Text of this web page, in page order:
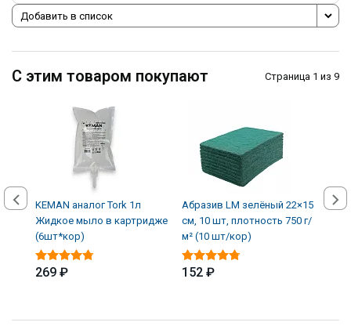
Добавить в список
С этим товаром покупают Страница 1 из 9
KEMAN аналог Tork 1л
Жидкое мыло в картридже
(6шт*кор)
269 ₽
Абразив LM зелёный 22×15
см, 10 шт, плотность 750 г/
м² (10 шт/кор)
152 ₽